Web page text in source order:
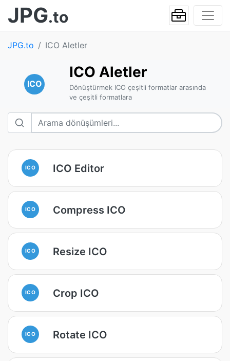
JPG.to
JPG.to ICO Aletler
ICO
ICO Aletler
Dönüştürmek ICO çeşitli formatlar arasında
ve çeşitli formatlara
ICO ICO Editor
ICO Compress ICO
ICO Resize ICO
ICO Crop ICO
ICO Rotate ICO